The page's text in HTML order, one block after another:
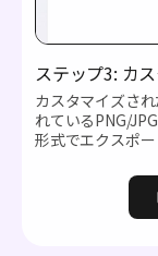
ステップ3: カ
カスタマイズさ
れているPNG/
形式でエクスポー